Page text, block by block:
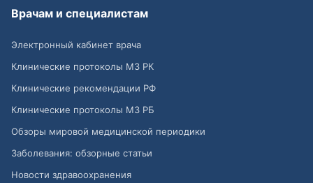
Врачам и специалистам
Электронный кабинет врача
Клинические протоколы МЗ РК
Клинические рекомендации РФ
Клинические протоколы МЗ РБ
Обзоры мировой медицинской периодики
Заболевания: обзорные статьи
Новости здравоохранения